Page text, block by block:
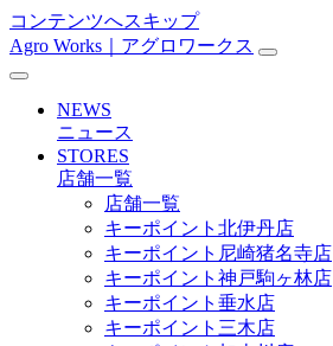
コンテンツへスキップ
メ
イ
Agro Works｜アグロワークス
NEWS
ニュース
STORES
店舗一覧
店舗一覧
キーポイント北伊丹店
キーポイント尼崎猪名寺店
キーポイント神戸駒ヶ林店
キーポイント垂水店
キーポイント三木店